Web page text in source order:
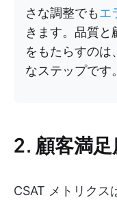
さな調整でもエ
きます。品質と
をもたらすのは
なステップです。
2. 顧客満足
CSAT メトリクス